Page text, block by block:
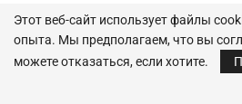
© 2022 — All Rights Reserved.
Этот веб-сайт использует файлы
опыта. Мы предполагаем, что вы
можете отказаться, если хотите.